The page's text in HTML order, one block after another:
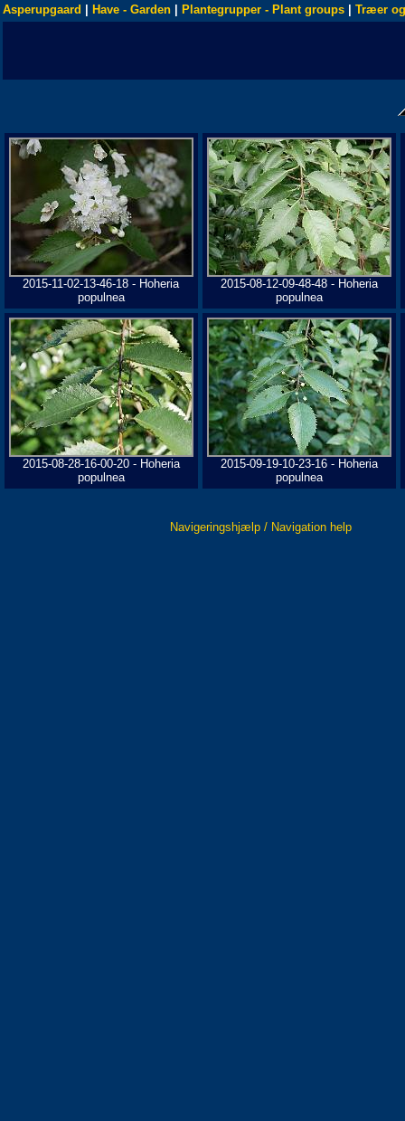
Asperupgaard Have - Garden Plantegrupper - Plant groups Træer
2015-11-02-13-46-18 - Hoheria
populnea
2015-08-12-09-48-48 - Hoheria
populnea
2015-08-28-16-00-20 - Hoheria
populnea
2015-09-19-10-23-16 - Hoheria
populnea
Navigeringshjælp / Navigation help